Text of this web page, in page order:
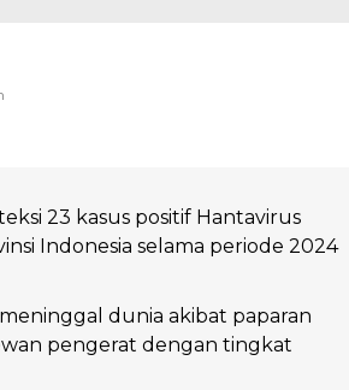
23 kasus positif Hantavirus
Indonesia selama periode 2024
dunia akibat paparan
pengerat dengan tingkat